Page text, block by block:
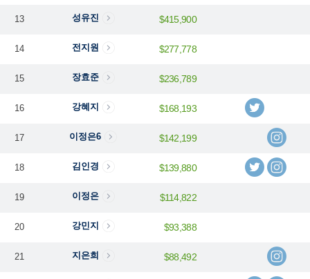
13 성유진 $415,900
14 전지원 $277,778
15 장효준 $236,789
16 강혜지 $168,193
17 이정은6 $142,199
18 김인경 $139,880
19 이정은 $114,822
20 강민지 $93,388
21 지은희 $88,492